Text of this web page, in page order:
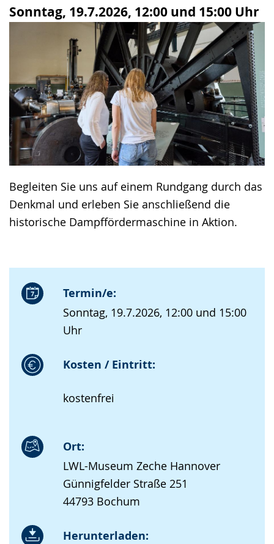
Sonntag, 19.7.2026, 12:00 und 15:00 Uhr
Begleiten Sie uns auf einem Rundgang durch das
Denkmal und erleben Sie anschließend die
historische Dampffördermaschine in Aktion.
Termin/e:
Sonntag, 19.7.2026, 12:00 und 15:00
Uhr
Kosten / Eintritt:
kostenfrei
Ort:
LWL-Museum Zeche Hannover
Günnigfelder Straße 251
44793 Bochum
Herunterladen:
wird